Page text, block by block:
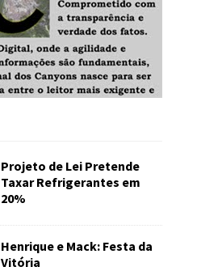
Projeto de Lei Pretende
Taxar Refrigerantes em
20%
Henrique e Mack: Festa da
Vitória